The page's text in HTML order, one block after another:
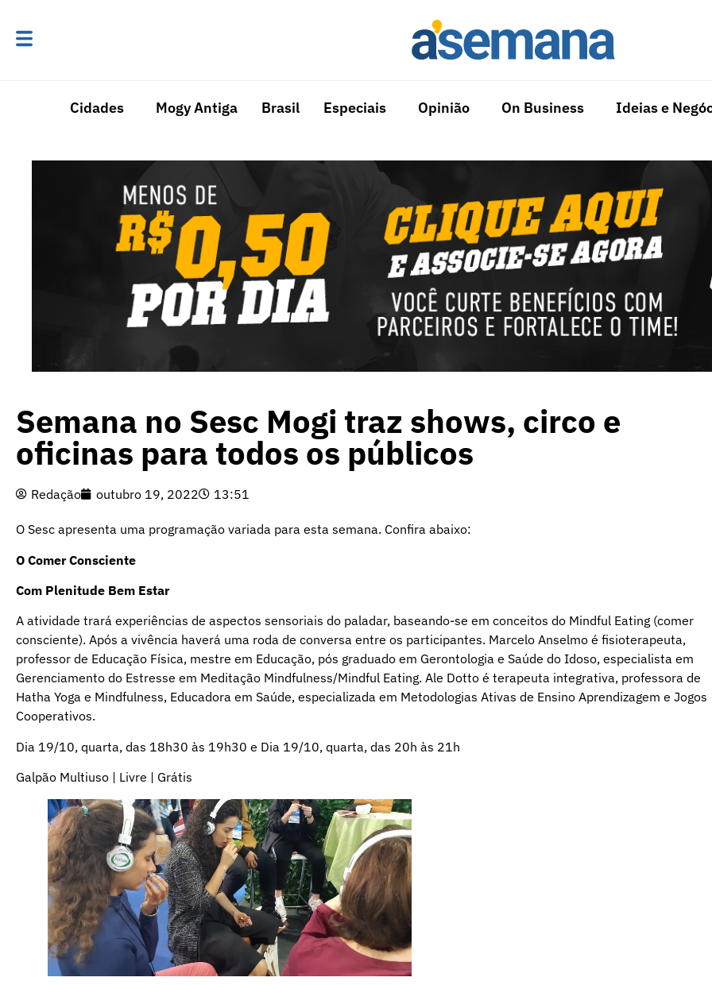
Cidades Mogy Antiga Brasil Especiais Opinião On Business Ideias e
Semana no Sesc Mogi traz shows, circo e
oficinas para todos os públicos
Redação outubro 19, 2022 13:51
O Sesc apresenta uma programação variada para esta semana. Confira abaixo:
O Comer Consciente
Com Plenitude Bem Estar
A atividade trará experiências de aspectos sensoriais do paladar, baseando-se em conceitos do Mindful Eating (comer
consciente). Após a vivência haverá uma roda de conversa entre os participantes. Marcelo Anselmo é fisioterapeuta,
professor de Educação Física, mestre em Educação, pós graduado em Gerontologia e Saúde do Idoso, especialista em
Gerenciamento do Estresse em Meditação Mindfulness/Mindful Eating. Ale Dotto é terapeuta integrativa, professora de
Hatha Yoga e Mindfulness, Educadora em Saúde, especializada em Metodologias Ativas de Ensino Aprendizagem e Jogos
Cooperativos.
Dia 19/10, quarta, das 18h30 às 19h30 e Dia 19/10, quarta, das 20h às 21h
Galpão Multiuso | Livre | Grátis